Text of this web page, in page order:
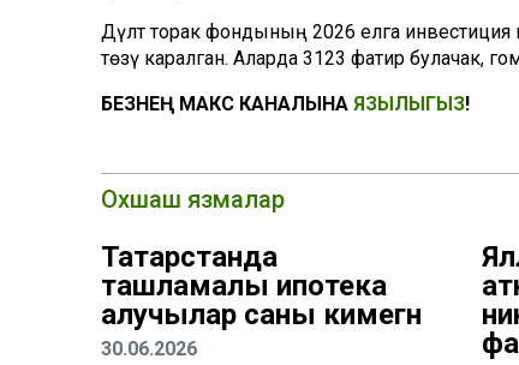
Дәүләт торак фондының 2026 елга инвестиция
төзү каралган. Аларда 3123 фатир булачак,
БЕЗНЕҢ МАКС КАНАЛЫНА ЯЗЫЛЫГЫЗ!
Охшаш язмалар
Татарстанда
ташламалы ипотека
алучылар саны кимегән
30.06.2026